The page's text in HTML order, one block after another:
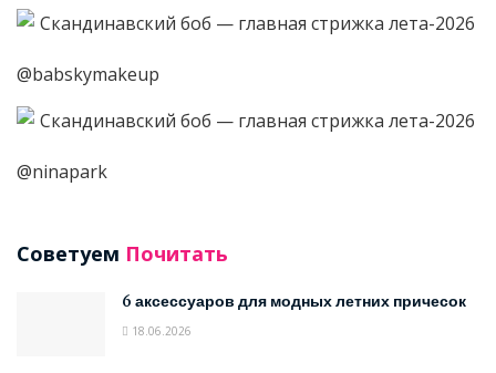
@babskymakeup
@ninapark
Советуем Почитать
6 аксессуаров для модных летних причесок
18.06.2026